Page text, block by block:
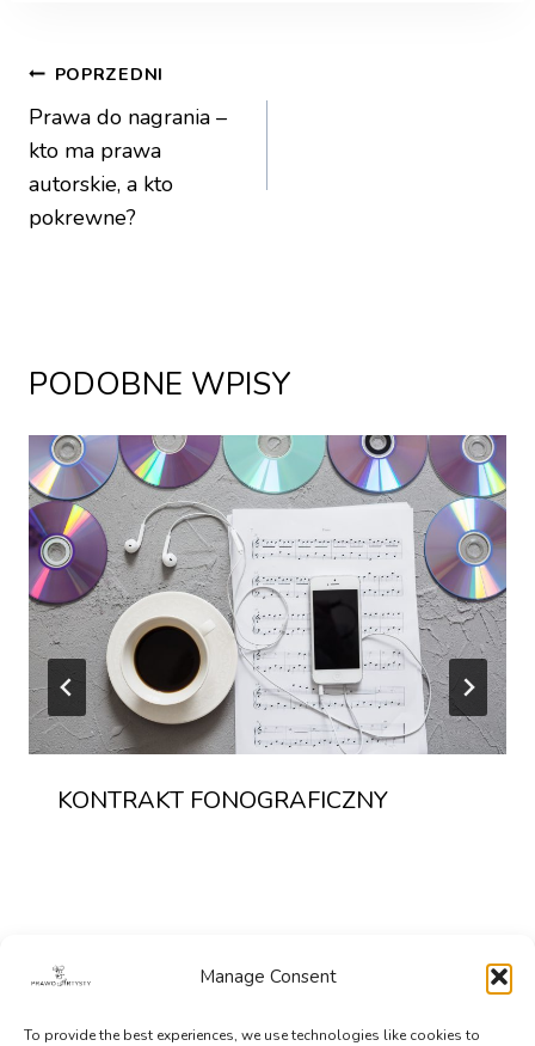
Manage Consent
To provide the best experiences, we use technologies like cookies to
POPRZEDNI
Prawa do nagrania –
kto ma prawa
autorskie, a kto
pokrewne?
PODOBNE WPISY
KONTRAKT FONOGRAFICZNY